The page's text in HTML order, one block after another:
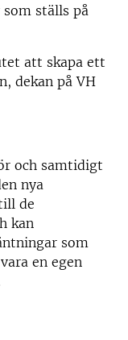
ställs på
att skapa ett
dekan på VH
och samtidigt
nya
de
kan
som
en egen